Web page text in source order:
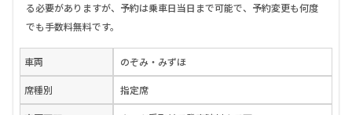
る必要がありますが、予約は乗車日当日まで可能で、予約変更も何度
でも手数料無料です。
車両 のぞみ・みずほ
席種別 指定席